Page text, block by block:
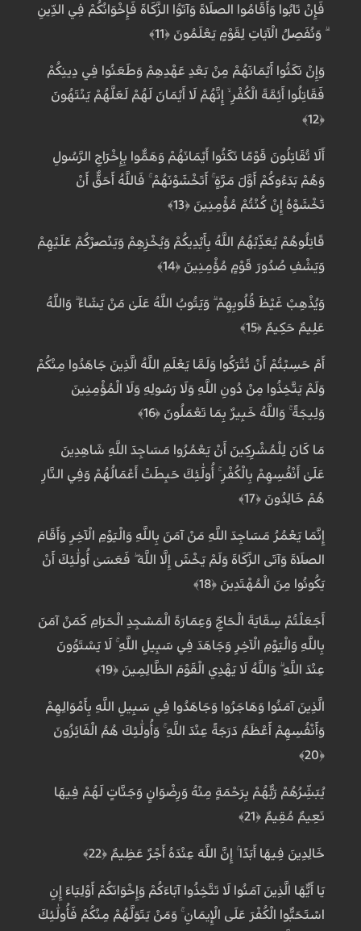
فَإِنْ تَابُوا وَأَقَامُوا الصَّلَاةَ وَآتَوُا الزَّكَاةَ فَإِخْوَانُكُمْ فِي الدِّينِ
ۗ وَنُفَصِّلُ الْآيَاتِ لِقَوْمٍ يَعْلَمُونَ ﴿11﴾
وَإِنْ نَكَثُوا أَيْمَانَهُمْ مِنْ بَعْدِ عَهْدِهِمْ وَطَعَنُوا فِي دِينِكُمْ
فَقَاتِلُوا أَئِمَّةَ الْكُفْرِ ۙ إِنَّهُمْ لَا أَيْمَانَ لَهُمْ لَعَلَّهُمْ يَنْتَهُونَ
﴿12﴾
أَلَا تُقَاتِلُونَ قَوْمًا نَكَثُوا أَيْمَانَهُمْ وَهَمُّوا بِإِخْرَاجِ الرَّسُولِ
وَهُمْ بَدَءُوكُمْ أَوَّلَ مَرَّةٍ ۚ أَتَخْشَوْنَهُمْ ۚ فَاللَّهُ أَحَقُّ أَنْ
تَخْشَوْهُ إِنْ كُنْتُمْ مُؤْمِنِينَ ﴿13﴾
قَاتِلُوهُمْ يُعَذِّبْهُمُ اللَّهُ بِأَيْدِيكُمْ وَيُخْزِهِمْ وَيَنْصُرْكُمْ عَلَيْهِمْ
وَيَشْفِ صُدُورَ قَوْمٍ مُؤْمِنِينَ ﴿14﴾
وَيُذْهِبْ غَيْظَ قُلُوبِهِمْ ۗ وَيَتُوبُ اللَّهُ عَلَىٰ مَنْ يَشَاءُ ۗ وَاللَّهُ
عَلِيمٌ حَكِيمٌ ﴿15﴾
أَمْ حَسِبْتُمْ أَنْ تُتْرَكُوا وَلَمَّا يَعْلَمِ اللَّهُ الَّذِينَ جَاهَدُوا مِنْكُمْ
وَلَمْ يَتَّخِذُوا مِنْ دُونِ اللَّهِ وَلَا رَسُولِهِ وَلَا الْمُؤْمِنِينَ
وَلِيجَةً ۚ وَاللَّهُ خَبِيرٌ بِمَا تَعْمَلُونَ ﴿16﴾
مَا كَانَ لِلْمُشْرِكِينَ أَنْ يَعْمُرُوا مَسَاجِدَ اللَّهِ شَاهِدِينَ
عَلَىٰ أَنْفُسِهِمْ بِالْكُفْرِ ۚ أُولَٰئِكَ حَبِطَتْ أَعْمَالُهُمْ وَفِي النَّارِ
هُمْ خَالِدُونَ ﴿17﴾
إِنَّمَا يَعْمُرُ مَسَاجِدَ اللَّهِ مَنْ آمَنَ بِاللَّهِ وَالْيَوْمِ الْآخِرِ وَأَقَامَ
الصَّلَاةَ وَآتَى الزَّكَاةَ وَلَمْ يَخْشَ إِلَّا اللَّهَ ۖ فَعَسَىٰ أُولَٰئِكَ أَنْ
يَكُونُوا مِنَ الْمُهْتَدِينَ ﴿18﴾
أَجَعَلْتُمْ سِقَايَةَ الْحَاجِّ وَعِمَارَةَ الْمَسْجِدِ الْحَرَامِ كَمَنْ آمَنَ
بِاللَّهِ وَالْيَوْمِ الْآخِرِ وَجَاهَدَ فِي سَبِيلِ اللَّهِ ۚ لَا يَسْتَوُونَ
عِنْدَ اللَّهِ ۗ وَاللَّهُ لَا يَهْدِي الْقَوْمَ الظَّالِمِينَ ﴿19﴾
الَّذِينَ آمَنُوا وَهَاجَرُوا وَجَاهَدُوا فِي سَبِيلِ اللَّهِ بِأَمْوَالِهِمْ
وَأَنْفُسِهِمْ أَعْظَمُ دَرَجَةً عِنْدَ اللَّهِ ۚ وَأُولَٰئِكَ هُمُ الْفَائِزُونَ
﴿20﴾
يُبَشِّرُهُمْ رَبُّهُمْ بِرَحْمَةٍ مِنْهُ وَرِضْوَانٍ وَجَنَّاتٍ لَهُمْ فِيهَا
نَعِيمٌ مُقِيمٌ ﴿21﴾
خَالِدِينَ فِيهَا أَبَدًا ۚ إِنَّ اللَّهَ عِنْدَهُ أَجْرٌ عَظِيمٌ ﴿22﴾
يَا أَيُّهَا الَّذِينَ آمَنُوا لَا تَتَّخِذُوا آبَاءَكُمْ وَإِخْوَانَكُمْ أَوْلِيَاءَ إِنِ
اسْتَحَبُّوا الْكُفْرَ عَلَى الْإِيمَانِ ۚ وَمَنْ يَتَوَلَّهُمْ مِنْكُمْ فَأُولَٰئِكَ